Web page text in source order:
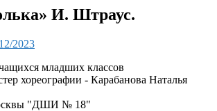
И. Штраус.
2023
младших классов
хореографии - Карабанова Наталья
"ДШИ № 18"